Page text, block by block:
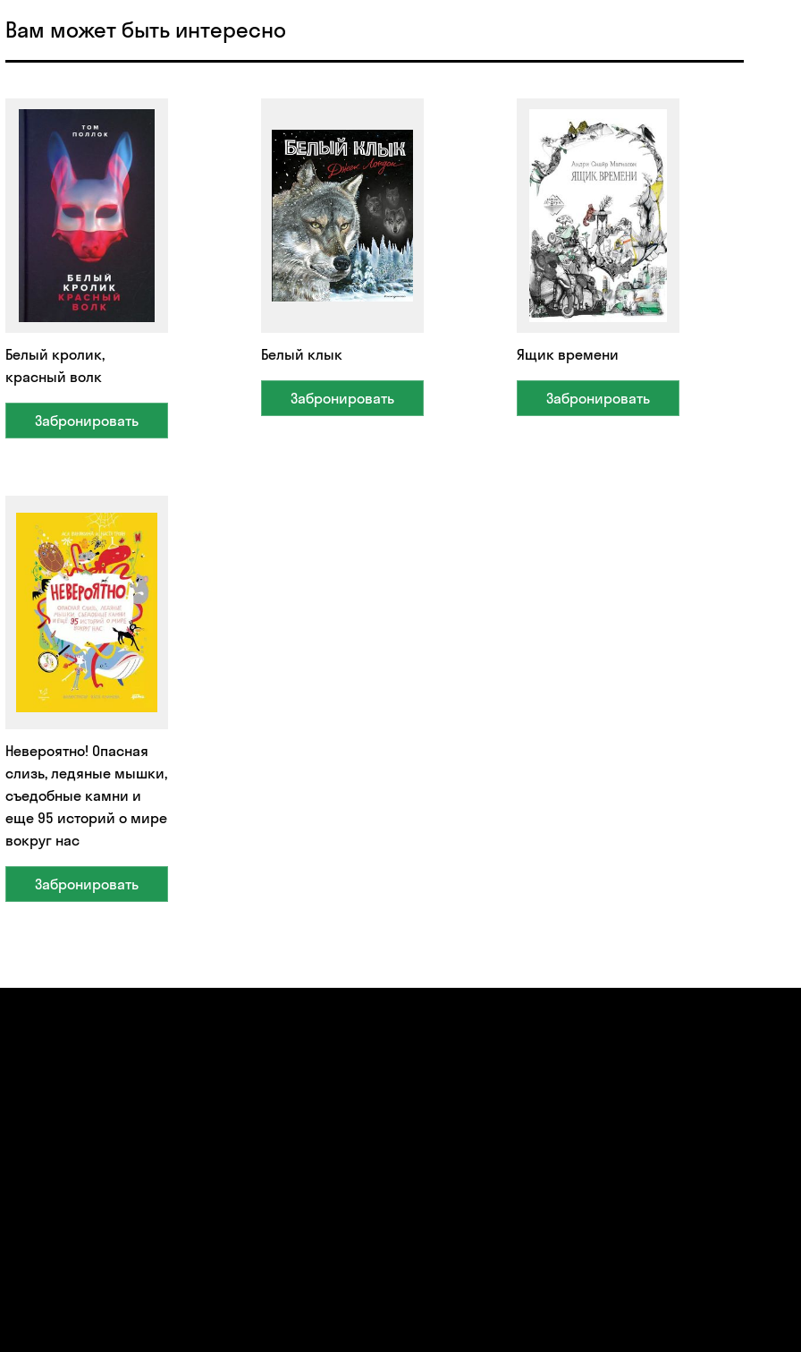
Вам может быть интересно
Белый кролик,
красный волк
Забронировать
Белый клык
Забронировать
Ящик времени
Забронировать
Невероятно! Опасная
слизь, ледяные мышки,
съедобные камни и
еще 95 историй о мире
вокруг нас
Забронировать